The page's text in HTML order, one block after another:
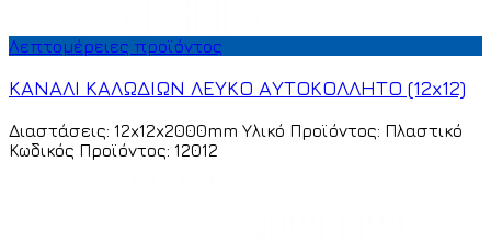
Λεπτομέρειες προϊόντος
ΚΑΝΑΛΙ ΚΑΛΩΔΙΩΝ ΛΕΥΚΟ ΑΥΤΟΚΟΛΛΗΤΟ (12x12)
Διαστάσεις: 12x12x2000mm Υλικό Προϊόντος: Πλαστικό
Κωδικός Προϊόντος: 12012